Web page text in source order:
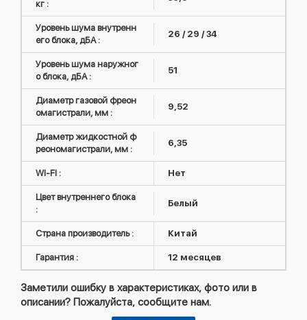
кг :
Уровень шума внутренн
его блока, дБА :
26 / 29 / 34
Уровень шума наружног
о блока, дБА :
51
Диаметр газовой фреон
омагистрали, мм :
9,52
Диаметр жидкостной ф
реономагистрали, мм :
6,35
WI-FI : Нет
Цвет внутреннего блока
:
Белый
Страна производитель : Китай
Гарантия : 12 месяцев
Заметили ошибку в характеристиках, фото или в
описании? Пожалуйста, сообщите нам.